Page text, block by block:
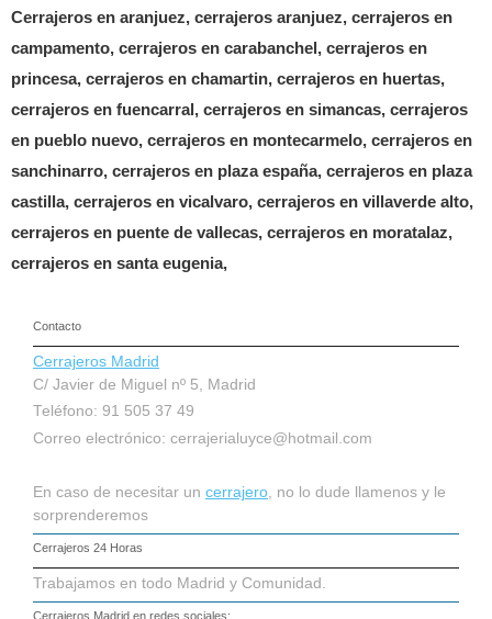
Cerrajeros en aranjuez, cerrajeros aranjuez, cerrajeros en
campamento, cerrajeros en carabanchel, cerrajeros en
princesa, cerrajeros en chamartin, cerrajeros en huertas,
cerrajeros en fuencarral, cerrajeros en simancas, cerrajeros
en pueblo nuevo, cerrajeros en montecarmelo, cerrajeros en
sanchinarro, cerrajeros en plaza españa, cerrajeros en plaza
castilla, cerrajeros en vicalvaro, cerrajeros en villaverde alto,
cerrajeros en puente de vallecas, cerrajeros en moratalaz,
cerrajeros en santa eugenia,
Contacto
Cerrajeros Madrid
C/ Javier de Miguel nº 5, Madrid
Teléfono: 91 505 37 49
Correo electrónico: cerrajerialuyce@hotmail.com
En caso de necesitar un cerrajero , no lo dude llamenos y le
sorprenderemos
Cerrajeros 24 Horas
Trabajamos en todo Madrid y Comunidad.
Cerrajeros Madrid en redes sociales: